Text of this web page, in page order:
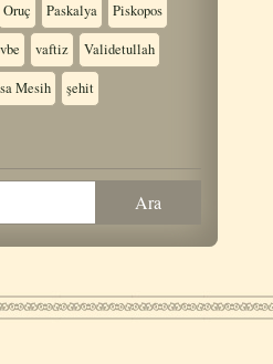
Oruç Paskalya Piskopos
vaftiz Validetullah
Mesih şehit